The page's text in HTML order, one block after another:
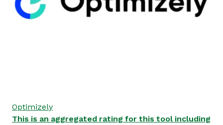
Optimizely
This is an aggregated rating for this tool including